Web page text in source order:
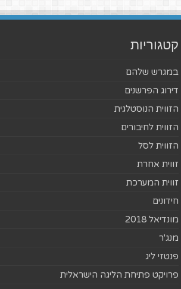
קטגוריות
במגרש שלהם
דירוג הפרשנים
הזווית הנוסטלגית
הזווית לחיבורים
הזווית לסל
זווית אחרת
זווית המערכת
חידונים
מונדיאל 2018
מנג'ר
פנטזי ליג
פרויקט פתיחת הליגה הישראלית